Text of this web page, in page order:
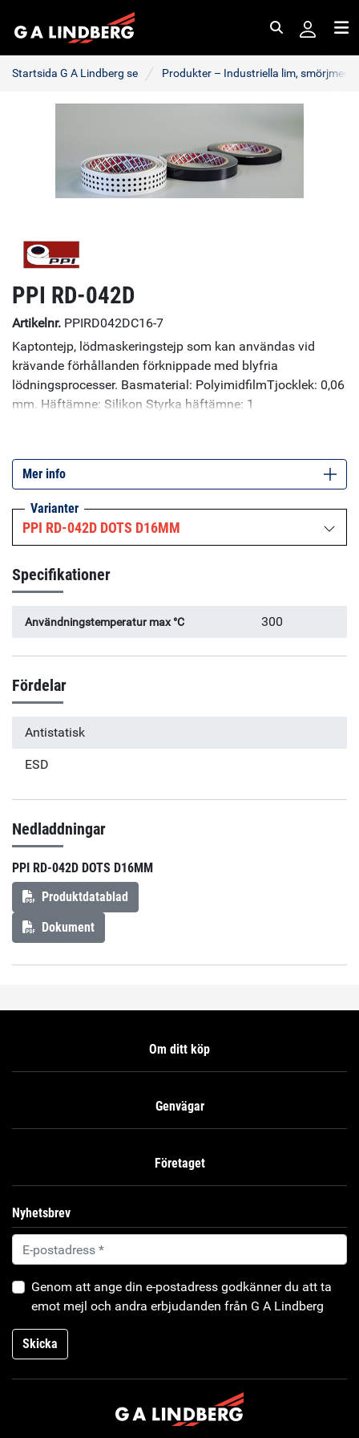
Startsida G A Lindberg se Produkter – Industriella lim,
PPI RD-042D
Artikelnr. PPIRD042DC16-7
Kaptontejp, lödmaskeringstejp som kan användas vid
krävande förhållanden förknippade med blyfria
lödningsprocesser. Basmaterial: PolyimidfilmTjocklek: 0,06
mm. Häftämne: Silikon Styrka häftämne: 1
och cirklar både med standardmått och specialanpassade
storlekar och former enligt ritning.
Mer info
Varianter
PPI RD-042D DOTS D16MM
Specifikationer
Användningstemperatur max °C 300
Fördelar
Antistatisk
ESD
Nedladdningar
PPI RD-042D DOTS D16MM
Produktdatablad
Dokument
Om ditt köp
Genvägar
Företaget
Nyhetsbrev
Genom att ange din e-postadress godkänner du att ta
emot mejl och andra erbjudanden från G A Lindberg
Skicka